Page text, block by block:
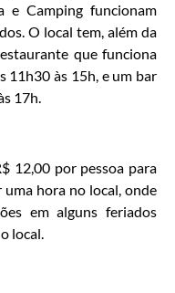
e Camping funcionam
O local tem, além da
que funciona
11h30 às 15h, e um bar
17h.
12,00 por pessoa para
uma hora no local, onde
em alguns feriados
local.